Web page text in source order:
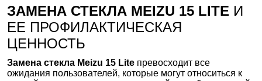
ЗАМЕНА СТЕКЛА MEIZU 15 LITE И
ЕЕ ПРОФИЛАКТИЧЕСКАЯ
ЦЕННОСТЬ
Замена стекла Meizu 15 Lite превосходит все
ожидания пользователей, которые могут относиться к